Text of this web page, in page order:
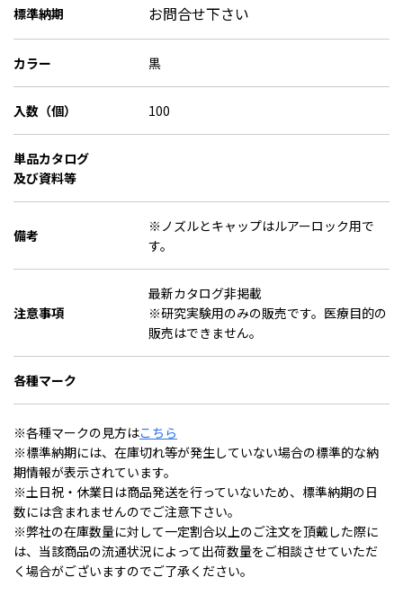
標準納期 お問合せ下さい
カラー 黒
入数（個） 100
単品カタログ
及び資料等
備考
※ノズルとキャップはルアーロック用で
す。
注意事項
最新カタログ非掲載
※研究実験用のみの販売です。医療目的の
販売はできません。
各種マーク
※各種マークの見方はこちら
※標準納期には、在庫切れ等が発生していない場合の標準的な納
期情報が表示されています。
※土日祝・休業日は商品発送を行っていないため、標準納期の日
数には含まれませんのでご注意下さい。
※弊社の在庫数量に対して一定割合以上のご注文を頂戴した際に
は、当該商品の流通状況によって出荷数量をご相談させていただ
く場合がございますのでご了承ください。